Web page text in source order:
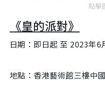
點擊
《皇的派對》
日期：即日起 至 2023年6
地點：香港藝術館三樓中